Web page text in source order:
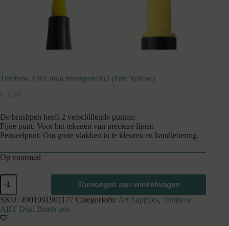
Tombow ABT dual brushpen 062 (Pale Yellow)
€
3,99
De brushpen heeft 2 verschillende punten:
Fijne punt: Voor het tekenen van precieze lijnen
Penseelpunt: Om grote vlakken in te kleuren en handlettering.
Op voorraad
Tombow
ABT
dual
brushpen
062
(Pale
Toevoegen aan winkelwagen
SKU: 4901991901177 Categorieën: Art Supplies, Tombow
ABT Dual Brush pen